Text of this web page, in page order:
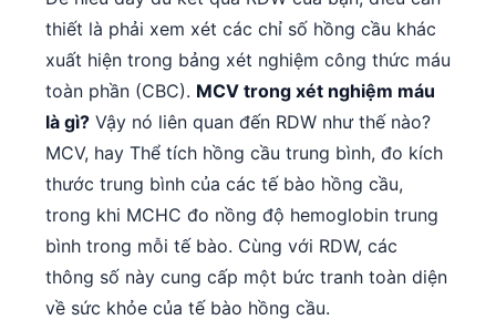
thiết là phải xem xét các chỉ số hồng cầu khác
xuất hiện trong bảng xét nghiệm công thức máu
toàn phần (CBC). MCV trong xét nghiệm máu
là gì? Vậy nó liên quan đến RDW như thế nào?
MCV, hay Thể tích hồng cầu trung bình, đo kích
thước trung bình của các tế bào hồng cầu,
trong khi MCHC đo nồng độ hemoglobin trung
bình trong mỗi tế bào. Cùng với RDW, các
thông số này cung cấp một bức tranh toàn diện
về sức khỏe của tế bào hồng cầu.
Қазақ тілі
Suomi
Hrvatski
Slovenčina
كوردی‎
سنڌي
සිංහල